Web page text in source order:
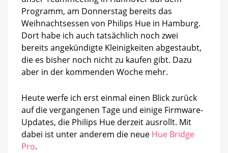
die
Hue
Secure
Kamera
Programm, am Donnerstag bereits das
Weihnachtsessen von Philips Hue in Hamburg.
Dort habe ich auch tatsächlich noch zwei
bereits angekündigte Kleinigkeiten abgestaubt,
die es bisher noch nicht zu kaufen gibt. Dazu
aber in der kommenden Woche mehr.
Heute werfe ich erst einmal einen Blick zurück
auf die vergangenen Tage und einige Firmware-
Updates, die Philips Hue derzeit ausrollt. Mit
dabei ist unter anderem die neue Hue Bridge
Pro.